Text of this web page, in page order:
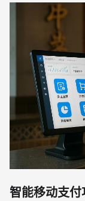
智能移动支付